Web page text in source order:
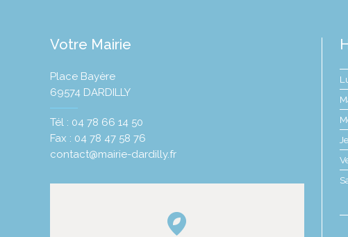
Votre Mairie
Place Bayère
69574 DARDILLY
Tél : 04 78 66 14 50
Fax : 04 78 47 58 76
contact@mairie-dardilly.fr